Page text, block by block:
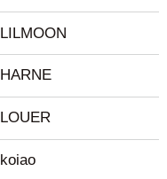
LILMOON
HARNE
LOUER
koiao